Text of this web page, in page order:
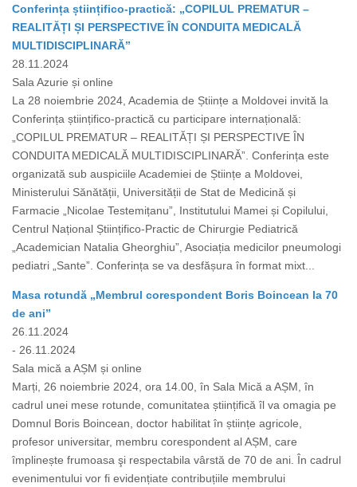
Conferința științifico-practică: „COPILUL PREMATUR –
REALITĂȚI ȘI PERSPECTIVE ÎN CONDUITA MEDICALĂ
MULTIDISCIPLINARĂ”
28.11.2024
Sala Azurie și online
La 28 noiembrie 2024, Academia de Științe a Moldovei invită la
Conferința științifico-practică cu participare internațională:
„COPILUL PREMATUR – REALITĂȚI ȘI PERSPECTIVE ÎN
CONDUITA MEDICALĂ MULTIDISCIPLINARĂ”. Conferința este
organizată sub auspiciile Academiei de Științe a Moldovei,
Ministerului Sănătății, Universității de Stat de Medicină și
Farmacie „Nicolae Testemițanu”, Institutului Mamei și Copilului,
Centrul Național Științifico-Practic de Chirurgie Pediatrică
„Academician Natalia Gheorghiu”, Asociația medicilor pneumologi
pediatri „Sante”. Conferința se va desfășura în format mixt...
Masa rotundă „Membrul corespondent Boris Boincean la 70
de ani”
26.11.2024
- 26.11.2024
Sala mică a AȘM și online
Marți, 26 noiembrie 2024, ora 14.00, în Sala Mică a AȘM, în
cadrul unei mese rotunde, comunitatea științifică îl va omagia pe
Domnul Boris Boincean, doctor habilitat în științe agricole,
profesor universitar, membru corespondent al AȘM, care
împlinește frumoasa şi respectabila vârstă de 70 de ani. În cadrul
evenimentului vor fi evidențiate contribuțiile membrului